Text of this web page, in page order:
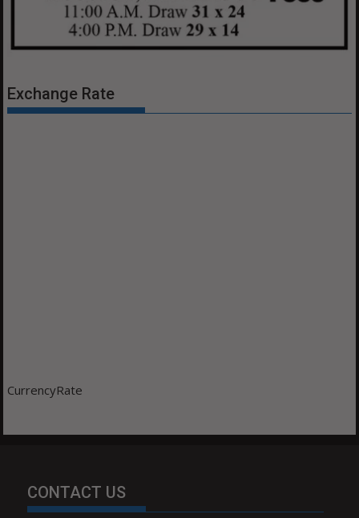
Exchange Rate
CurrencyRate
CONTACT US